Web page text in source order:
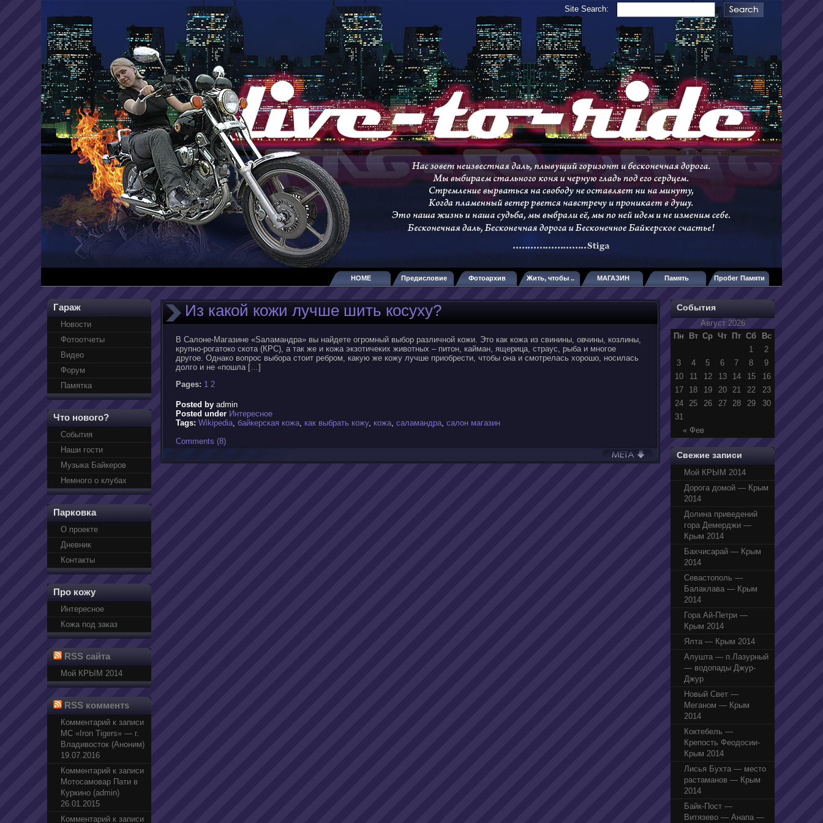
Site Search:
HOME Предисловие Фотоархив Жить, чтобы .. МАГАЗИН Память Пробег Памяти
Гараж
Новости
Фотоотчеты
Видео
Форум
Памятка
Что нового?
События
Наши гости
Музыка Байкеров
Немного о клубах
Парковка
О проекте
Дневник
Контакты
Про кожу
Интересное
Кожа под заказ
RSS сайта
Мой КРЫМ 2014
RSS комментs
Комментарий к записи
МС «Iron Tigers» — г.
Владивосток (Аноним)
19.07.2016
Комментарий к записи
Мотосамовар Пати в
Куркино (admin)
26.01.2015
Комментарий к записи
Из какой кожи лучше шить косуху?
В Салоне-Магазине «Sаламандра» вы найдете огромный выбор различной кожи. Это как кожа из свинины, овчины, козлины,
крупно-рогатоко скота (КРС), а так же и кожа экзотичеких животных – питон, кайман, ящерица, страус, рыба и многое
другое. Однако вопрос выбора стоит ребром, какую же кожу лучше приобрести, чтобы она и смотрелась хорошо, носилась
долго и не «пошла […]
Pages: 1 2
Posted by admin
Posted under Интересное
Tags: Wikipedia, байкерская кожа, как выбрать кожу, кожа, саламандра, салон магазин
Comments (8)
События
Август 2026
Пн
Вт Ср Чт Пт Сб Вс
« Фев
1
2
3
4 5 6 7 8
9
10
11 12 13 14 15
16
17
18 19 20 21 22
23
24
25 26 27 28 29
30
31
Свежие записи
Мой КРЫМ 2014
Дорога домой — Крым
2014
Долина приведений
гора Демерджи —
Крым 2014
Бахчисарай — Крым
2014
Севастополь —
Балаклава — Крым
2014
Гора Ай-Петри —
Крым 2014
Ялта — Крым 2014
Алушта — п.Лазурный
— водопады Джур-
Джур
Новый Свет —
Меганом — Крым
2014
Коктебель —
Крепость Феодосии-
Крым 2014
Лисья Бухта — место
растаманов — Крым
2014
Байк-Пост —
Витязево — Анапа —